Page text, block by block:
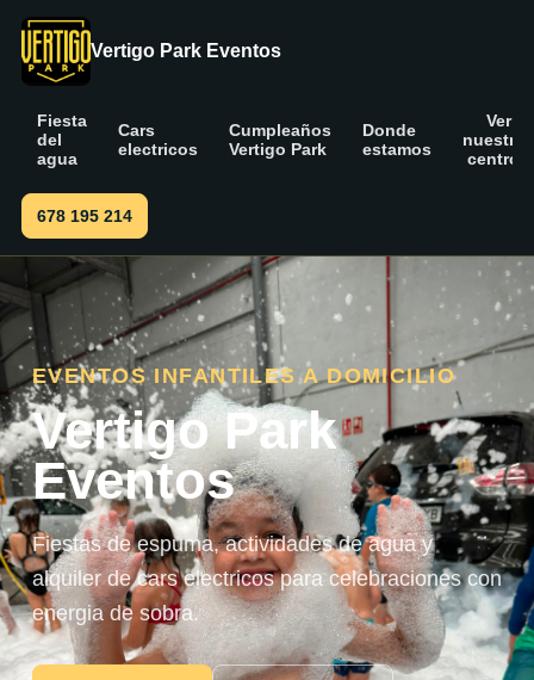
Vertigo Park Eventos
Fiesta
del
agua
Cars
electricos
Cumpleaños
Vertigo Park
Donde
estamos
Ver
nuestros
centros
678 195 214
EVENTOS INFANTILES A DOMICILIO
Vertigo Park
Eventos
Fiestas de espuma, actividades de agua y
alquiler de cars electricos para celebraciones con
energia de sobra.